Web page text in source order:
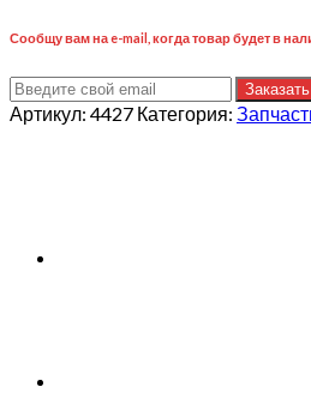
Сообщу вам на e-mail, когда товар будет в
Артикул: 4427 Категория: